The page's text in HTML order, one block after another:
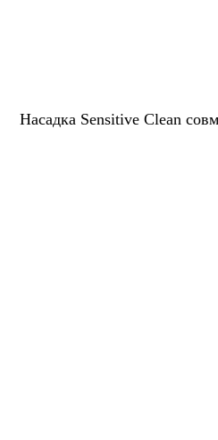
Насадка Sensitive Clean